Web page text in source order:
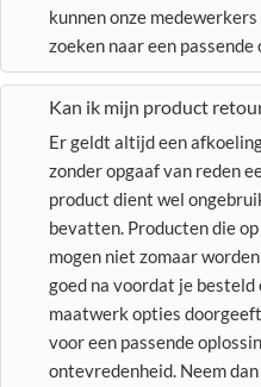
kunnen onze
zoeken naar een passende
Kan ik mijn product
Er geldt altijd een
zonder opgaaf van reden
product dient wel
bevatten. Producten die
mogen niet zomaar
goed na voordat je
maatwerk opties
voor een passende
ontevredenheid. Neem